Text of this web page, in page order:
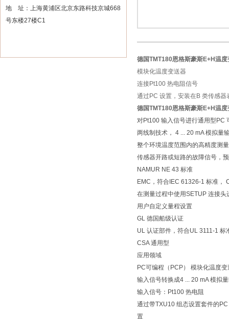
地 址：上海黄浦区北京东路科技京城668
号东楼27楼C1
德国TMT180恩格斯豪斯E+H温
模块化温度变送器
连接Pt100 热电阻信号
通过PC 设置，安装在B 类传感器
德国TMT180恩格斯豪斯E+H温
对Pt100 输入信号进行通用型PC
两线制技术， 4 ... 20 mA 模拟量
整个环境温度范围内的高精度测量
传感器开路或短路的故障信号，
NAMUR NE 43 标准
EMC，符合IEC 61326-1 标准，
在测量过程中使用SETUP 连接头
用户自定义量程设置
GL 德国船级认证
UL 认证部件，符合UL 3111-1 标
CSA 通用型
应用领域
PC可编程（PCP） 模块化温度
输入信号转换成4 ... 20 mA 模拟
输入信号：Pt100 热电阻
通过带TXU10 组态设置套件的
置